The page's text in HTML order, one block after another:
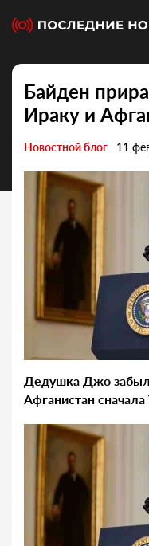
Байден
Ираку и
Новостной блог 11
Дедушка Джо забыл
Афганистан